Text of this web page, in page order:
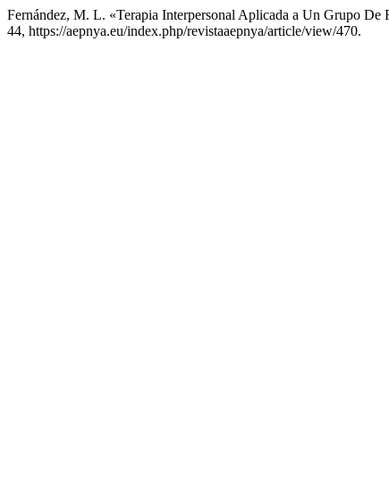
Fernández, M. L. «Terapia Interpersonal Aplicada a Un Grupo
44, https://aepnya.eu/index.php/revistaaepnya/article/view/470.